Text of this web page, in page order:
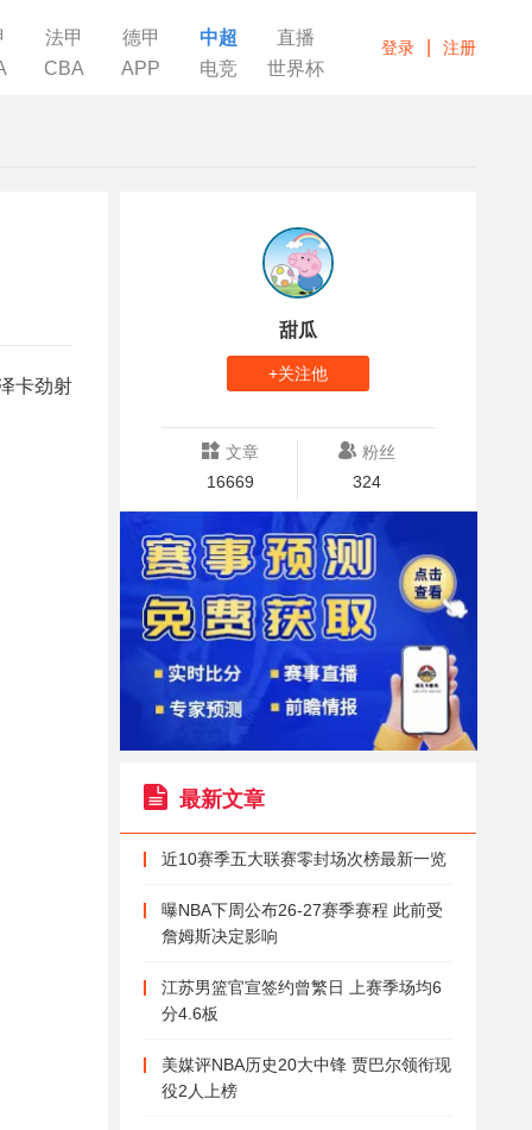
法甲 德甲 中超
直播
CBA APP 电竞 世界杯
登录 注册
卡劲射
甜瓜
+关注他
文章
16669
粉丝
324
最新文章
近10赛季五大联赛零封场次榜最新一览
曝NBA下周公布26-27赛季赛程 此前受
詹姆斯决定影响
江苏男篮官宣签约曾繁日 上赛季场均6
分4.6板
美媒评NBA历史20大中锋 贾巴尔领衔现
役2人上榜